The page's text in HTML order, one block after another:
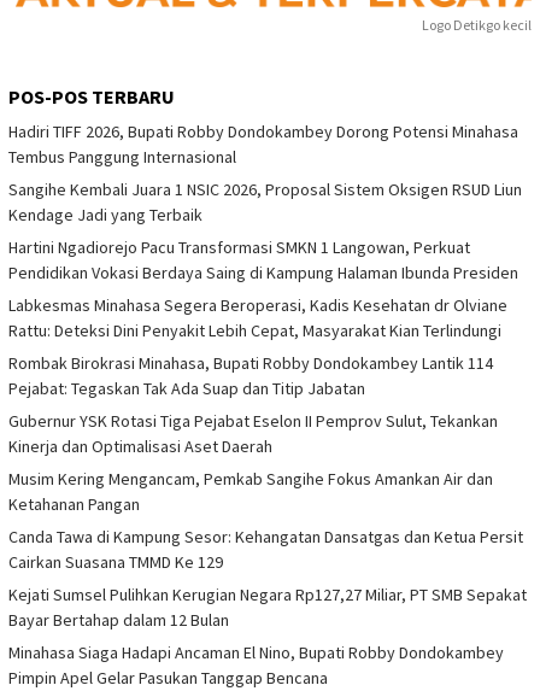
Logo Detikgo kecil
POS-POS TERBARU
Hadiri TIFF 2026, Bupati Robby Dondokambey Dorong Potensi Minahasa
Tembus Panggung Internasional
Sangihe Kembali Juara 1 NSIC 2026, Proposal Sistem Oksigen RSUD Liun
Kendage Jadi yang Terbaik
Hartini Ngadiorejo Pacu Transformasi SMKN 1 Langowan, Perkuat
Pendidikan Vokasi Berdaya Saing di Kampung Halaman Ibunda Presiden
Labkesmas Minahasa Segera Beroperasi, Kadis Kesehatan dr Olviane
Rattu: Deteksi Dini Penyakit Lebih Cepat, Masyarakat Kian Terlindungi
Rombak Birokrasi Minahasa, Bupati Robby Dondokambey Lantik 114
Pejabat: Tegaskan Tak Ada Suap dan Titip Jabatan
Gubernur YSK Rotasi Tiga Pejabat Eselon II Pemprov Sulut, Tekankan
Kinerja dan Optimalisasi Aset Daerah
Musim Kering Mengancam, Pemkab Sangihe Fokus Amankan Air dan
Ketahanan Pangan
Canda Tawa di Kampung Sesor: Kehangatan Dansatgas dan Ketua Persit
Cairkan Suasana TMMD Ke 129
Kejati Sumsel Pulihkan Kerugian Negara Rp127,27 Miliar, PT SMB Sepakat
Bayar Bertahap dalam 12 Bulan
Minahasa Siaga Hadapi Ancaman El Nino, Bupati Robby Dondokambey
Pimpin Apel Gelar Pasukan Tanggap Bencana